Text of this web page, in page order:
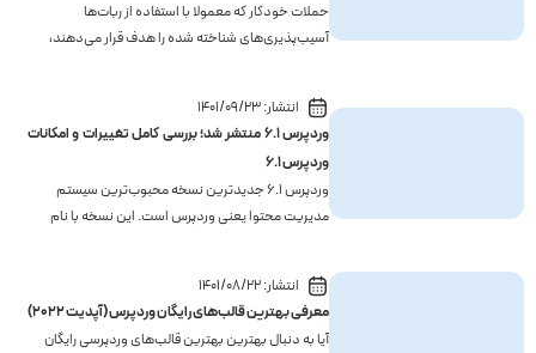
حملات خودکار که معمولا با استفاده از ربات‌ها
آسیب‌پذیری‌های شناخته شده را هدف قرار می‌دهند،
بررسی و رفع موارد ذکر شده برای آگاهی و آموزش امنیت
وب ...
انتشار:1401/09/23
وردپرس ۶.۱ منتشر شد؛ بررسی کامل تغییرات و امکانات
وردپرس ۶.۱
وردپرس 6.1 جدیدترین نسخه محبوب‌ترین سیستم
مدیریت محتوا یعنی وردپرس است. این نسخه با نام
شده است. در این نسخه ما شاهد تغییرات و به‌روز
رسانی‌های قابل توج...
انتشار:1401/08/22
معرفی بهترین قالب‌های رایگان وردپرس (آپدیت ۲۰۲۲)
آیا به دنبال بهترین بهترین قالب‌های وردپرسی رایگان